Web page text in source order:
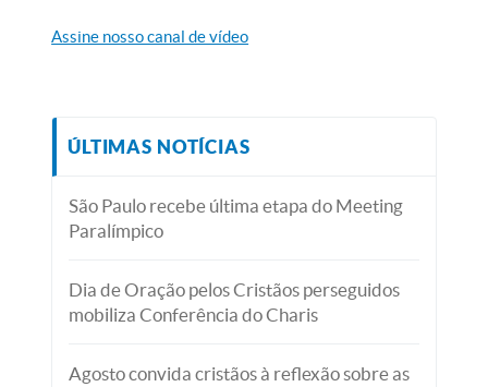
Assine nosso canal de vídeo
ÚLTIMAS NOTÍCIAS
São Paulo recebe última etapa do Meeting
Paralímpico
Dia de Oração pelos Cristãos perseguidos
mobiliza Conferência do Charis
Agosto convida cristãos à reflexão sobre as